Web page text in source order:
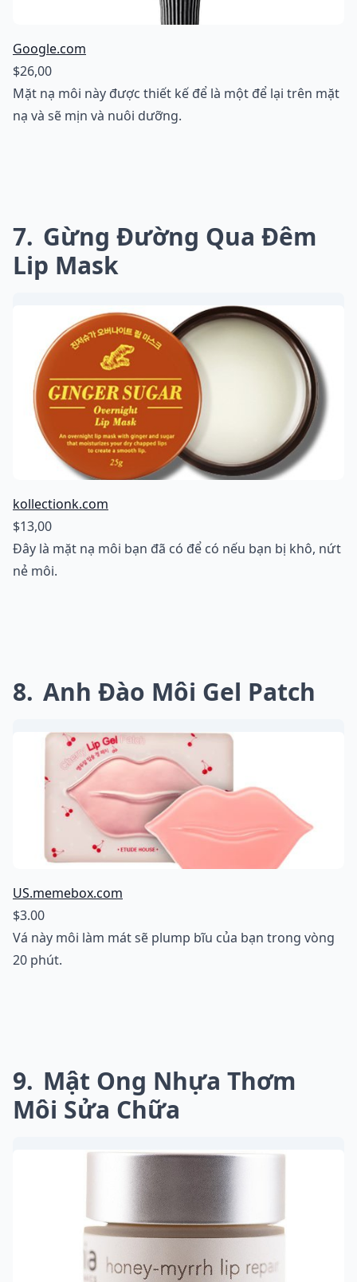
Google.com
$26,00
Mặt nạ môi này được thiết kế để là một để lại trên mặt
nạ và sẽ mịn và nuôi dưỡng.
7 Gừng Đường Qua Đêm
Lip Mask
kollectionk.com
$13,00
Đây là mặt nạ môi bạn đã có để có nếu bạn bị khô, nứt
nẻ môi.
8 Anh Đào Môi Gel Patch
US.memebox.com
$3.00
Vá này môi làm mát sẽ plump bĩu của bạn trong vòng
20 phút.
9 Mật Ong Nhựa Thơm
Môi Sửa Chữa